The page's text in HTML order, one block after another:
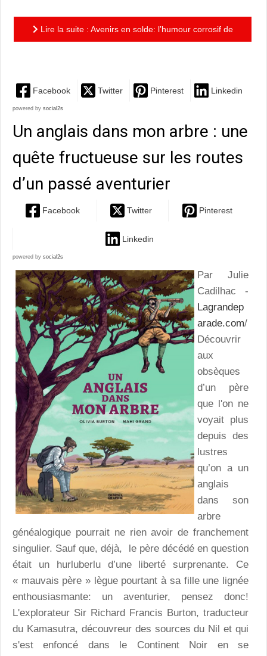
Lire la suite : Avenirs en solde: l’humour corrosif de
Facebook Twitter Pinterest Linkedin
powered by social2s
Un anglais dans mon arbre : une
quête fructueuse sur les routes
d’un passé aventurier
Facebook Twitter Pinterest
Linkedin
powered by social2s
Par Julie
Cadilhac -
Lagrandep
arade.com/
Découvrir
aux
obsèques
d’un père
que l'on ne
voyait plus
depuis des
lustres
qu’on a un
anglais
dans son
arbre
généalogique pourrait ne rien avoir de franchement
singulier. Sauf que, déjà, le père décédé en question
était un hurluberlu d’une liberté surprenante. Ce
« mauvais père » lègue pourtant à sa fille une lignée
enthousiasmante: un aventurier, pensez donc!
L'explorateur Sir Richard Francis Burton, traducteur
du Kamasutra, découvreur des sources du Nil et qui
s'est enfoncé dans le Continent Noir en se